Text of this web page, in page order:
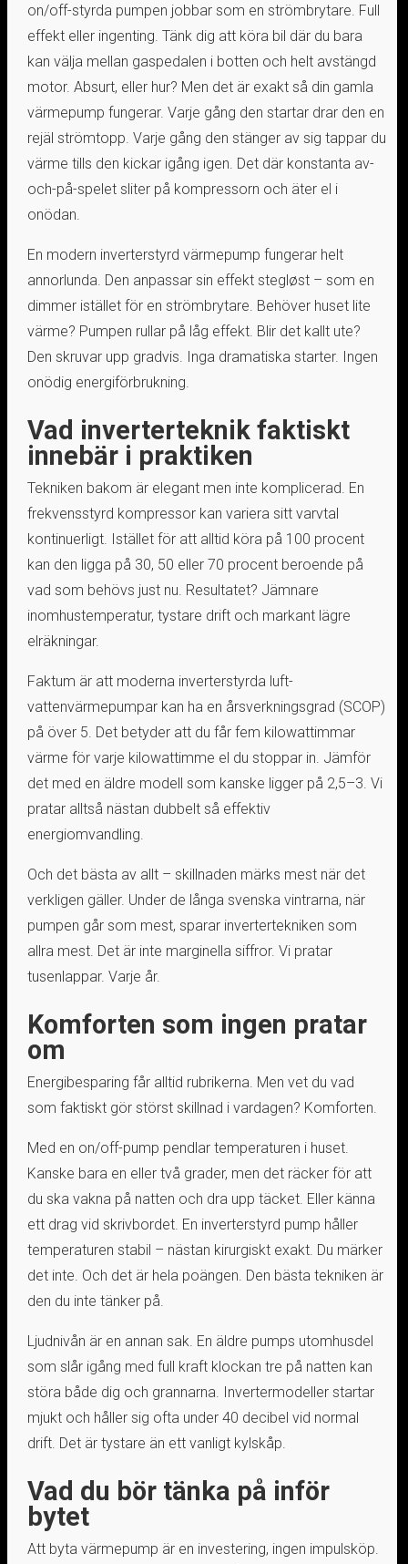
on/off-styrda pumpen jobbar som en strömbrytare. Full
effekt eller ingenting. Tänk dig att köra bil där du bara
kan välja mellan gaspedalen i botten och helt avstängd
motor. Absurt, eller hur? Men det är exakt så din gamla
värmepump fungerar. Varje gång den startar drar den en
rejäl strömtopp. Varje gång den stänger av sig tappar du
värme tills den kickar igång igen. Det där konstanta av-
och-på-spelet sliter på kompressorn och äter el i
onödan.
En modern inverterstyrd värmepump fungerar helt
annorlunda. Den anpassar sin effekt stegløst – som en
dimmer istället för en strömbrytare. Behöver huset lite
värme? Pumpen rullar på låg effekt. Blir det kallt ute?
Den skruvar upp gradvis. Inga dramatiska starter. Ingen
onödig energiförbrukning.
Vad inverterteknik faktiskt
innebär i praktiken
Tekniken bakom är elegant men inte komplicerad. En
frekvensstyrd kompressor kan variera sitt varvtal
kontinuerligt. Istället för att alltid köra på 100 procent
kan den ligga på 30, 50 eller 70 procent beroende på
vad som behövs just nu. Resultatet? Jämnare
inomhustemperatur, tystare drift och markant lägre
elräkningar.
Faktum är att moderna inverterstyrda luft-
vattenvärmepumpar kan ha en årsverkningsgrad (SCOP)
på över 5. Det betyder att du får fem kilowattimmar
värme för varje kilowattimme el du stoppar in. Jämför
det med en äldre modell som kanske ligger på 2,5–3. Vi
pratar alltså nästan dubbelt så effektiv
energiomvandling.
Och det bästa av allt – skillnaden märks mest när det
verkligen gäller. Under de långa svenska vintrarna, när
pumpen går som mest, sparar invertertekniken som
allra mest. Det är inte marginella siffror. Vi pratar
tusenlappar. Varje år.
Komforten som ingen pratar
om
Energibesparing får alltid rubrikerna. Men vet du vad
som faktiskt gör störst skillnad i vardagen? Komforten.
Med en on/off-pump pendlar temperaturen i huset.
Kanske bara en eller två grader, men det räcker för att
du ska vakna på natten och dra upp täcket. Eller känna
ett drag vid skrivbordet. En inverterstyrd pump håller
temperaturen stabil – nästan kirurgiskt exakt. Du märker
det inte. Och det är hela poängen. Den bästa tekniken är
den du inte tänker på.
Ljudnivån är en annan sak. En äldre pumps utomhusdel
som slår igång med full kraft klockan tre på natten kan
störa både dig och grannarna. Invertermodeller startar
mjukt och håller sig ofta under 40 decibel vid normal
drift. Det är tystare än ett vanligt kylskåp.
Vad du bör tänka på inför
bytet
Att byta värmepump är en investering, ingen impulsköp.